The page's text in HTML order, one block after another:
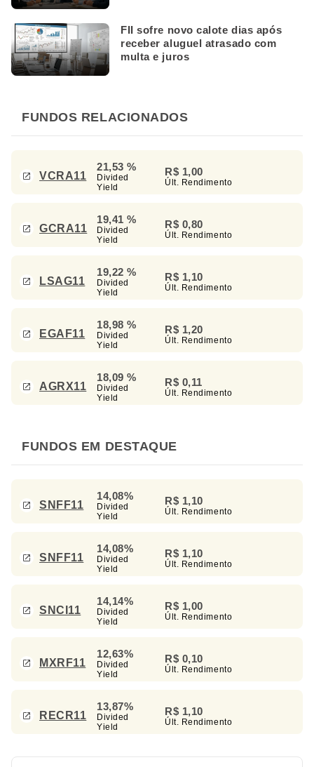
FII sofre novo calote dias após
receber aluguel atrasado com
multa e juros
FUNDOS RELACIONADOS
VCRA11
21,53 %
Divided
Yield
R$ 1,00
Últ. Rendimento
GCRA11
19,41 %
Divided
Yield
R$ 0,80
Últ. Rendimento
LSAG11
19,22 %
Divided
Yield
R$ 1,10
Últ. Rendimento
EGAF11
18,98 %
Divided
Yield
R$ 1,20
Últ. Rendimento
AGRX11
18,09 %
Divided
Yield
R$ 0,11
Últ. Rendimento
FUNDOS EM DESTAQUE
SNFF11
14,08%
Divided
Yield
R$ 1,10
Últ. Rendimento
SNFF11
14,08%
Divided
Yield
R$ 1,10
Últ. Rendimento
SNCI11
14,14%
Divided
Yield
R$ 1,00
Últ. Rendimento
MXRF11
12,63%
Divided
Yield
R$ 0,10
Últ. Rendimento
RECR11
13,87%
Divided
Yield
R$ 1,10
Últ. Rendimento